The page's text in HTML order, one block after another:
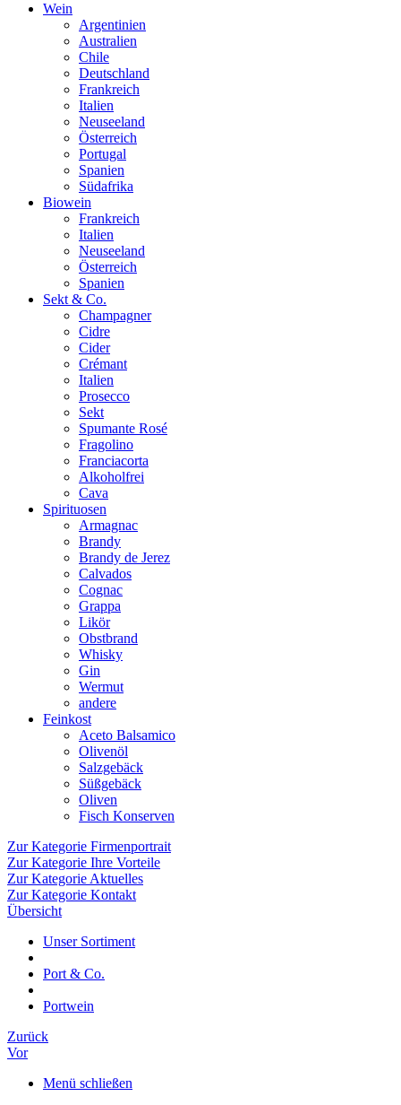
Wein
Argentinien
Australien
Chile
Deutschland
Frankreich
Italien
Neuseeland
Österreich
Portugal
Spanien
Südafrika
Biowein
Frankreich
Italien
Neuseeland
Österreich
Spanien
Sekt & Co.
Champagner
Cidre
Cider
Crémant
Italien
Prosecco
Sekt
Spumante Rosé
Fragolino
Franciacorta
Alkoholfrei
Cava
Spirituosen
Armagnac
Brandy
Brandy de Jerez
Calvados
Cognac
Grappa
Likör
Obstbrand
Whisky
Gin
Wermut
andere
Feinkost
Aceto Balsamico
Olivenöl
Salzgebäck
Süßgebäck
Oliven
Fisch Konserven
Zur Kategorie Firmenportrait
Zur Kategorie Ihre Vorteile
Zur Kategorie Aktuelles
Zur Kategorie Kontakt
Übersicht
Unser Sortiment
Port & Co.
Portwein
Zurück
Vor
Menü schließen